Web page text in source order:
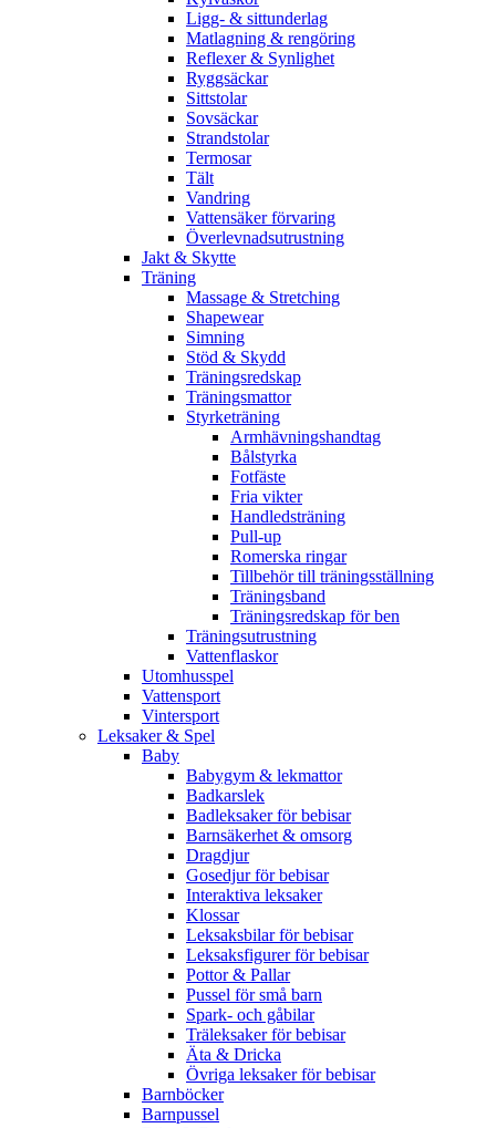
Ligg- & sittunderlag
Matlagning & rengöring
Reflexer & Synlighet
Ryggsäckar
Sittstolar
Sovsäckar
Strandstolar
Termosar
Tält
Vandring
Vattensäker förvaring
Överlevnadsutrustning
Jakt & Skytte
Träning
Massage & Stretching
Shapewear
Simning
Stöd & Skydd
Träningsredskap
Träningsmattor
Styrketräning
Armhävningshandtag
Bålstyrka
Fotfäste
Fria vikter
Handledsträning
Pull-up
Romerska ringar
Tillbehör till träningsställning
Träningsband
Träningsredskap för ben
Träningsutrustning
Vattenflaskor
Utomhusspel
Vattensport
Vintersport
Leksaker & Spel
Baby
Babygym & lekmattor
Badkarslek
Badleksaker för bebisar
Barnsäkerhet & omsorg
Dragdjur
Gosedjur för bebisar
Interaktiva leksaker
Klossar
Leksaksbilar för bebisar
Leksaksfigurer för bebisar
Pottor & Pallar
Pussel för små barn
Spark- och gåbilar
Träleksaker för bebisar
Äta & Dricka
Övriga leksaker för bebisar
Barnböcker
Barnpussel